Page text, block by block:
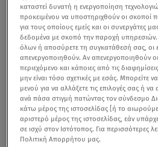
καταστεί δυνατή η ενεργοποίηση
προκειμένου να υποστηριχθούν οι σκοποί
για τους οποίους εμείς και οι συνεργάτες
δεδομένα με σκοπό την παροχή
όλων ή αποσύρετε τη συγκατάθεσή σας, οι
απενεργοποιηθούν. Αν απενεργοποιηθούν
περιεχόμενο και κάποιες από τις
μην είναι τόσο σχετικές με εσάς. Μπορείτε
μενού για να αλλάξετε τις επιλογές σας ή
ανά πάσα στιγμή πατώντας τον σύνδεσμο
κάτω μέρος της ιστοσελίδας [ή το
αριστερό μέρος της ιστοσελίδας, εάν
σε ισχύ στον Ιστότοπος. Για περισσότερες
Πολιτική Απορρήτου μας.